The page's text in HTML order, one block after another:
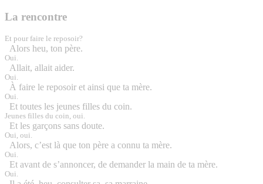
La rencontre
Et pour faire le reposoir?
Alors heu, ton père.
Oui.
Allait, allait aider.
Oui.
À faire le reposoir et ainsi que ta mère.
Oui.
Et toutes les jeunes filles du coin.
Jeunes filles du coin, oui.
Et les garçons sans doute.
Oui, oui.
Alors, c’est là que ton père a connu ta mère.
Oui.
Et avant de s’annoncer, de demander la main de ta mère.
Oui.